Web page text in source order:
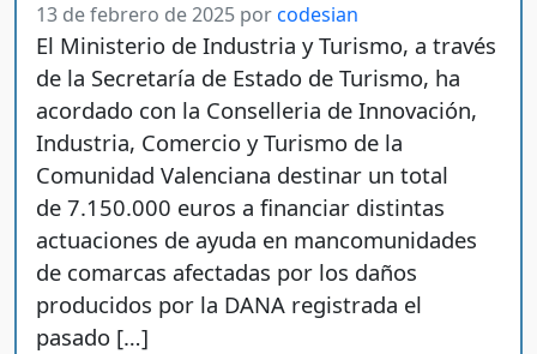
13 de febrero de 2025 por codesian
El Ministerio de Industria y Turismo, a través
de la Secretaría de Estado de Turismo, ha
acordado con la Conselleria de Innovación,
Industria, Comercio y Turismo de la
Comunidad Valenciana destinar un total
de 7.150.000 euros a financiar distintas
actuaciones de ayuda en mancomunidades
de comarcas afectadas por los daños
producidos por la DANA registrada el
pasado […]